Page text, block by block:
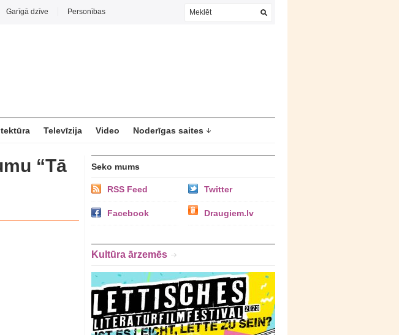
Garīgā dzīve Personības
Televīzija Video Noderīgas saites
“Tā
Seko mums
RSS Feed Twitter
Facebook Draugiem.lv
Kultūra ārzemēs